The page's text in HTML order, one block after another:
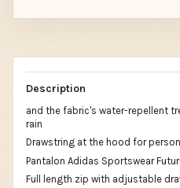
Description
and the fabric's water-repellent
rain
Drawstring at the hood for
Pantalon Adidas Sportswear
Full length zip with adjustable